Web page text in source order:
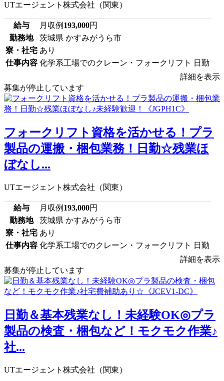
UTエージェント株式会社（関東）
給与 月収例 193,000円
勤務地
茨城県 かすみがうら市
寮・社宅 あり
仕事内容 化学系工場でのクレーン・フォークリフト 日勤
詳細を表示
募集が停止しています
フォークリフト資格を活かせる！プラ
製品の運搬・梱包業務！日勤☆残業ほ
ぼなし...
UTエージェント株式会社（関東）
給与 月収例 193,000円
勤務地
茨城県 かすみがうら市
寮・社宅 あり
仕事内容 化学系工場でのクレーン・フォークリフト 日勤
詳細を表示
募集が停止しています
日勤＆基本残業なし！未経験OK◎プラ
製品の検査・梱包など！モクモク作業♪
社...
UTエージェント株式会社（関東）